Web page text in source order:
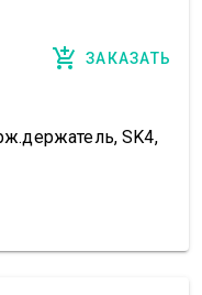
ЗАКАЗАТЬ
SK4,